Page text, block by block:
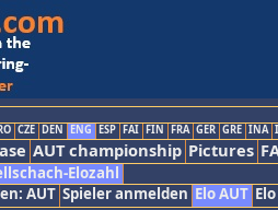
CZE DEN ENG ESP FAI FIN FRA GER GRE INA
AUT championship Pictures
Elozahl
AUT Spieler anmelden Elo AUT